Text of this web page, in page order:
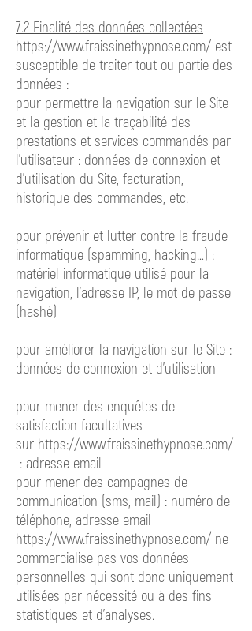
7.2 Finalité des données collectées
https://www.fraissinethypnose.com/ est
susceptible de traiter tout ou partie des
données :
pour permettre la navigation sur le Site
et la gestion et la traçabilité des
prestations et services commandés par
l’utilisateur : données de connexion et
d’utilisation du Site, facturation,
historique des commandes, etc.
pour prévenir et lutter contre la fraude
informatique (spamming, hacking…) :
matériel informatique utilisé pour la
navigation, l’adresse IP, le mot de passe
(hashé)
pour améliorer la navigation sur le Site :
données de connexion et d’utilisation
pour mener des enquêtes de
satisfaction facultatives
sur https://www.fraissinethypnose.com/
: adresse email
pour mener des campagnes de
communication (sms, mail) : numéro de
téléphone, adresse email
https://www.fraissinethypnose.com/ ne
commercialise pas vos données
personnelles qui sont donc uniquement
utilisées par nécessité ou à des fins
statistiques et d’analyses.